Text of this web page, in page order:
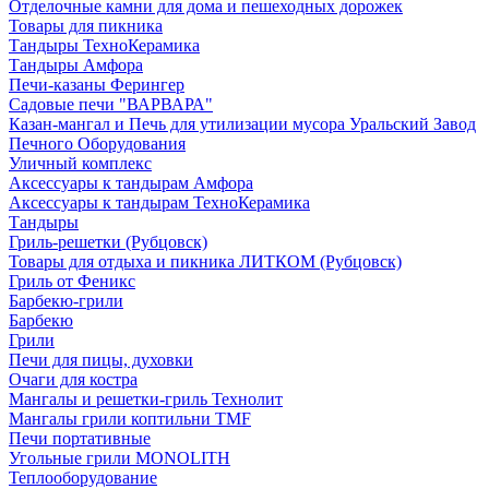
Отделочные камни для дома и пешеходных дорожек
Товары для пикника
Тандыры ТехноКерамика
Тандыры Амфора
Печи-казаны Ферингер
Садовые печи "ВАРВАРА"
Казан-мангал и Печь для утилизации мусора Уральский Завод
Печного Оборудования
Уличный комплекс
Аксессуары к тандырам Амфора
Аксессуары к тандырам ТехноКерамика
Тандыры
Гриль-решетки (Рубцовск)
Товары для отдыха и пикника ЛИТКОМ (Рубцовск)
Гриль от Феникс
Барбекю-грили
Барбекю
Грили
Печи для пицы, духовки
Очаги для костра
Мангалы и решетки-гриль Технолит
Мангалы грили коптильни TMF
Печи портативные
Угольные грили MONOLITH
Теплооборудование